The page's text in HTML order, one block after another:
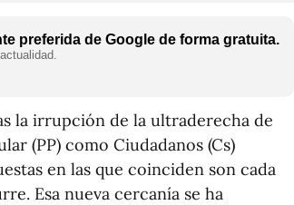
preferida de Google de forma gratuita.
la irrupción de la ultraderecha de
(PP) como Ciudadanos (Cs)
en las que coinciden son cada
Esa nueva cercanía se ha